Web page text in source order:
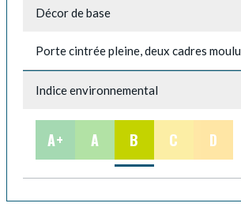
Décor de base
Porte cintrée pleine, deux cadres
Indice environnemental
A+ A B C D